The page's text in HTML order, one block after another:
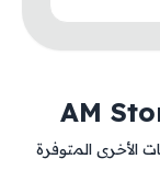
الأخرى المتوفرة